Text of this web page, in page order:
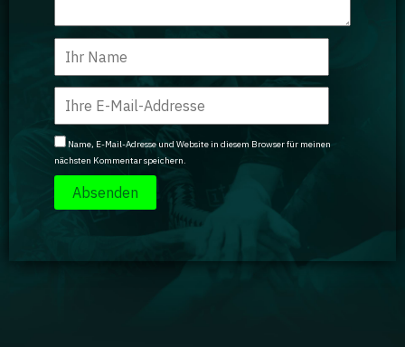
Name, E-Mail-Adresse und Website in diesem Browser für meinen
nächsten Kommentar speichern.